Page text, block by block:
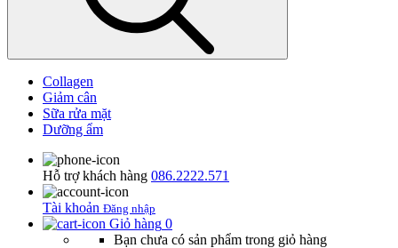
Collagen
Giảm cân
Sữa rửa mặt
Dưỡng ẩm
Hỗ trợ khách hàng 086.2222.571
Tài khoản Đăng nhập
Giỏ hàng 0
Bạn chưa có sản phẩm trong giỏ hàng